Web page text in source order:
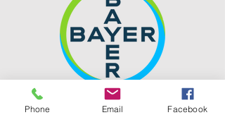
Phone Email Facebook